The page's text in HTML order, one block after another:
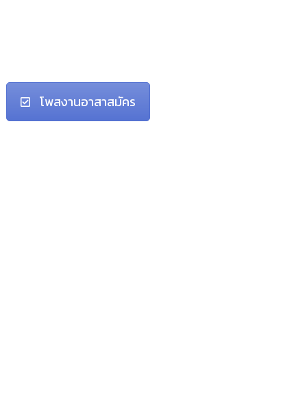
โพสงานอาสาสมัคร